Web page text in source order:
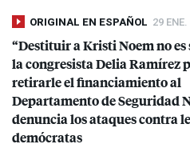
ORIGINAL EN ESPAÑOL 29
“Destituir a Kristi Noem no
la congresista Delia Ramírez
retirarle el financiamiento al
Departamento de Seguridad
denuncia los ataques contra
demócratas